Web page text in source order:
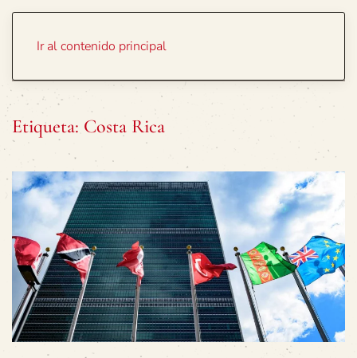
Ir al contenido principal
Etiqueta: Costa Rica